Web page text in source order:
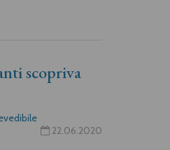
scopriva
22.06.2020